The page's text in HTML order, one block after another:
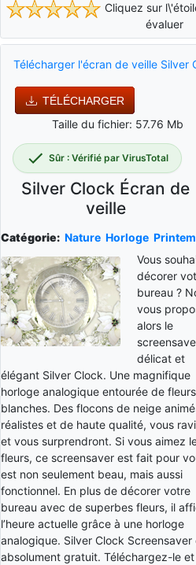
Cliquez sur
évaluer
Télécharger l'écran de veille Silver
TÉLÉCHARGER
Taille du fichier: 57.76 Mb
Sûr : Vérifié par VirusTotal
Silver Clock Écran de
veille
Catégorie: Nature Horloge
Vous
décorer
bureau ?
vous
alors le
délicat et
élégant Silver Clock. Une magnifique
horloge analogique entourée de fleurs
blanches. Des flocons de neige
réalistes et de haute qualité, vous
et vous surprendront. Si vous aimez
fleurs, ce screensaver est fait pour
est non seulement beau, mais aussi
fonctionnel. En plus de décorer votre
bureau avec de superbes fleurs, il
l’heure actuelle grâce à une horloge
analogique. Silver Clock Screensaver
absolument gratuit. Téléchargez-le et